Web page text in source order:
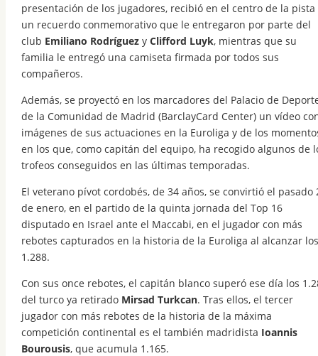
presentación de los jugadores, recibió en el centro de la pista
un recuerdo conmemorativo que le entregaron por parte del
club Emiliano Rodríguezy Clifford Luyk, mientras que su
familia le entregó una camiseta firmada por todos sus
compañeros.
Además, se proyectó en los marcadores del Palacio de
de la Comunidad de Madrid (BarclayCard Center) un vídeo
imágenes de sus actuaciones en la Euroliga y de los
en los que, como capitán del equipo, ha recogido algunos de
trofeos conseguidos en las últimas temporadas.
El veterano pívot cordobés, de 34 años, se convirtió el pasado
de enero, en el partido de la quinta jornada del Top 16
disputado en Israel ante el Maccabi, en el jugador con más
rebotes capturados en la historia de la Euroliga al alcanzar los
1.288.
Con sus once rebotes, el capitán blanco superó ese día los
del turco ya retirado Mirsad Turkcan. Tras ellos, el tercer
jugador con más rebotes de la historia de la máxima
competición continental es el también madridista Ioannis
Bourousis, que acumula 1.165.